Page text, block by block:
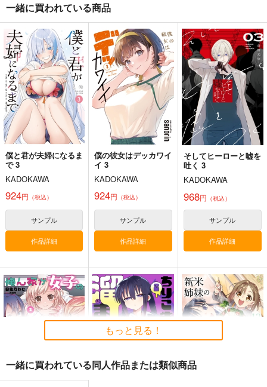
一緒に買われている商品
僕と君が夫婦になるま
で 3
KADOKAWA
924円 （税込）
サンプル
作品詳細
僕の彼女はデッカワイ
イ 3
KADOKAWA
924円 （税込）
サンプル
作品詳細
そしてヒーローと嘘を
吐く 3
KADOKAWA
968円 （税込）
サンプル
作品詳細
もっと見る！
一緒に買われている同人作品または類似商品